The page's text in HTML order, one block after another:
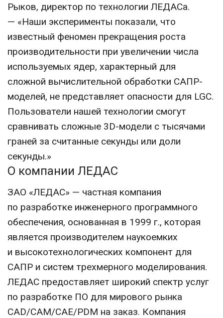
Рыков, директор по технологии ЛЕДАСа.
— «Наши эксперименты показали, что
известный феномен прекращения роста
производительности при увеличении числа
используемых ядер, характерный для
сложной вычислительной обработки САПР-
моделей, не представляет опасности для LGC.
Пользователи нашей технологии смогут
сравнивать сложные 3D-модели с тысячами
граней за считанные секунды или доли
секунды.»
О компании ЛЕДАС
ЗАО «ЛЕДАС» — частная компания
по разработке инженерного программного
обеспечения, основанная в 1999 г., которая
является производителем наукоемких
и высокотехнологических компонент для
САПР и систем трехмерного моделирования.
ЛЕДАС предоставляет широкий спектр услуг
по разработке ПО для мирового рынка
CAD/CAM/CAE/PDM на заказ. Компания